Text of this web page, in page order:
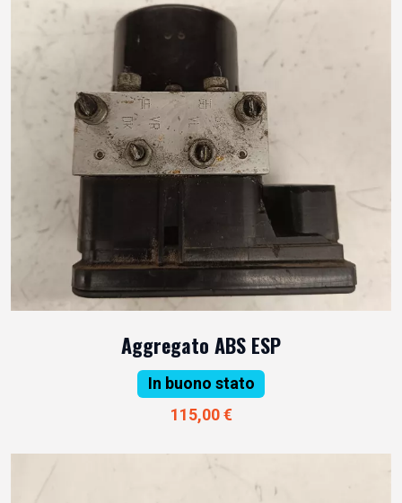
Aggregato ABS ESP
In buono stato
115,00 €